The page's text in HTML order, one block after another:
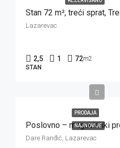
Lazarevac
2,5 1 72m2
STAN
PRODAJA
NAJNOVIJE
Dare Ranđić, Lazarevac